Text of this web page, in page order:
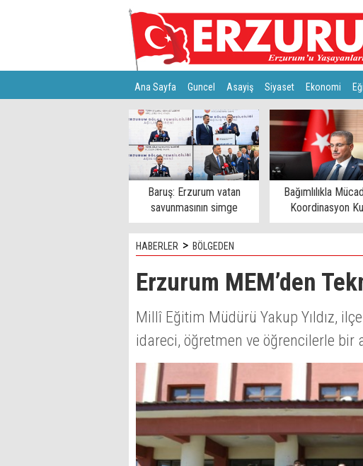
Ana Sayfa Guncel Asayiş Siyaset Ekonomi
Türkiye Teknoloji
Baruş: Erzurum vatan
savunmasının simge
şehirlerinden
Bağımlılıkla
Koordinasyon
toplandı
HABERLER > BÖLGEDEN
Erzurum MEM’den
Millî Eğitim Müdürü Yakup Yıldız,
idareci, öğretmen ve öğrencilerle bir